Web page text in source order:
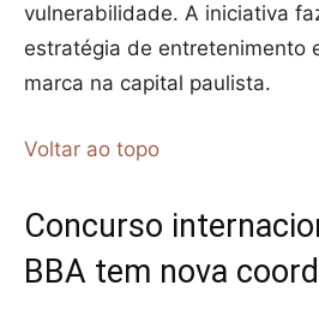
vulnerabilidade. A iniciativa
estratégia de entretenimento
marca na capital paulista.
Voltar ao topo
Concurso
BBA tem nova